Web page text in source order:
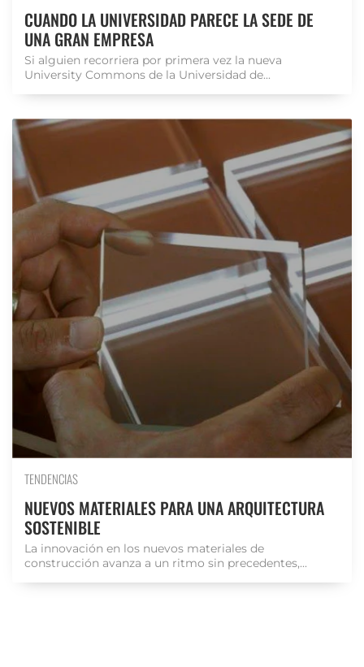
CUANDO LA UNIVERSIDAD PARECE LA SEDE DE
UNA GRAN EMPRESA
Si alguien recorriera por primera vez la nueva
University Commons de la Universidad de...
TENDENCIAS
NUEVOS MATERIALES PARA UNA ARQUITECTURA
SOSTENIBLE
La innovación en los nuevos materiales de
construcción avanza a un ritmo sin precedentes,...